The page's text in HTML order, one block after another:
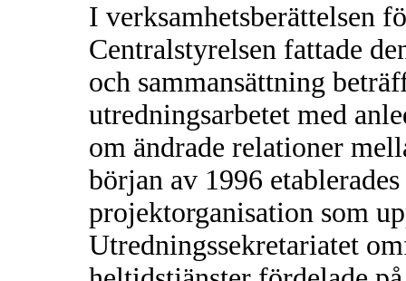
I verksamhetsberättelsen
Centralstyrelsen fattade
och sammansättning
utredningsarbetet med
om ändrade relationer
början av 1996
projektorganisation som
Utredningssekretariatet